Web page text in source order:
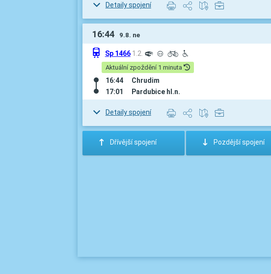
Detaily spojení
16:44 9.8. ne
û Sp 1466 1.2. º ³ L H
Aktuální zpoždění 1 minuta
16:44
Chrudim
17:01
Pardubice hl.n.
Detaily spojení
: Dřívější spojení ; Pozdější spojení